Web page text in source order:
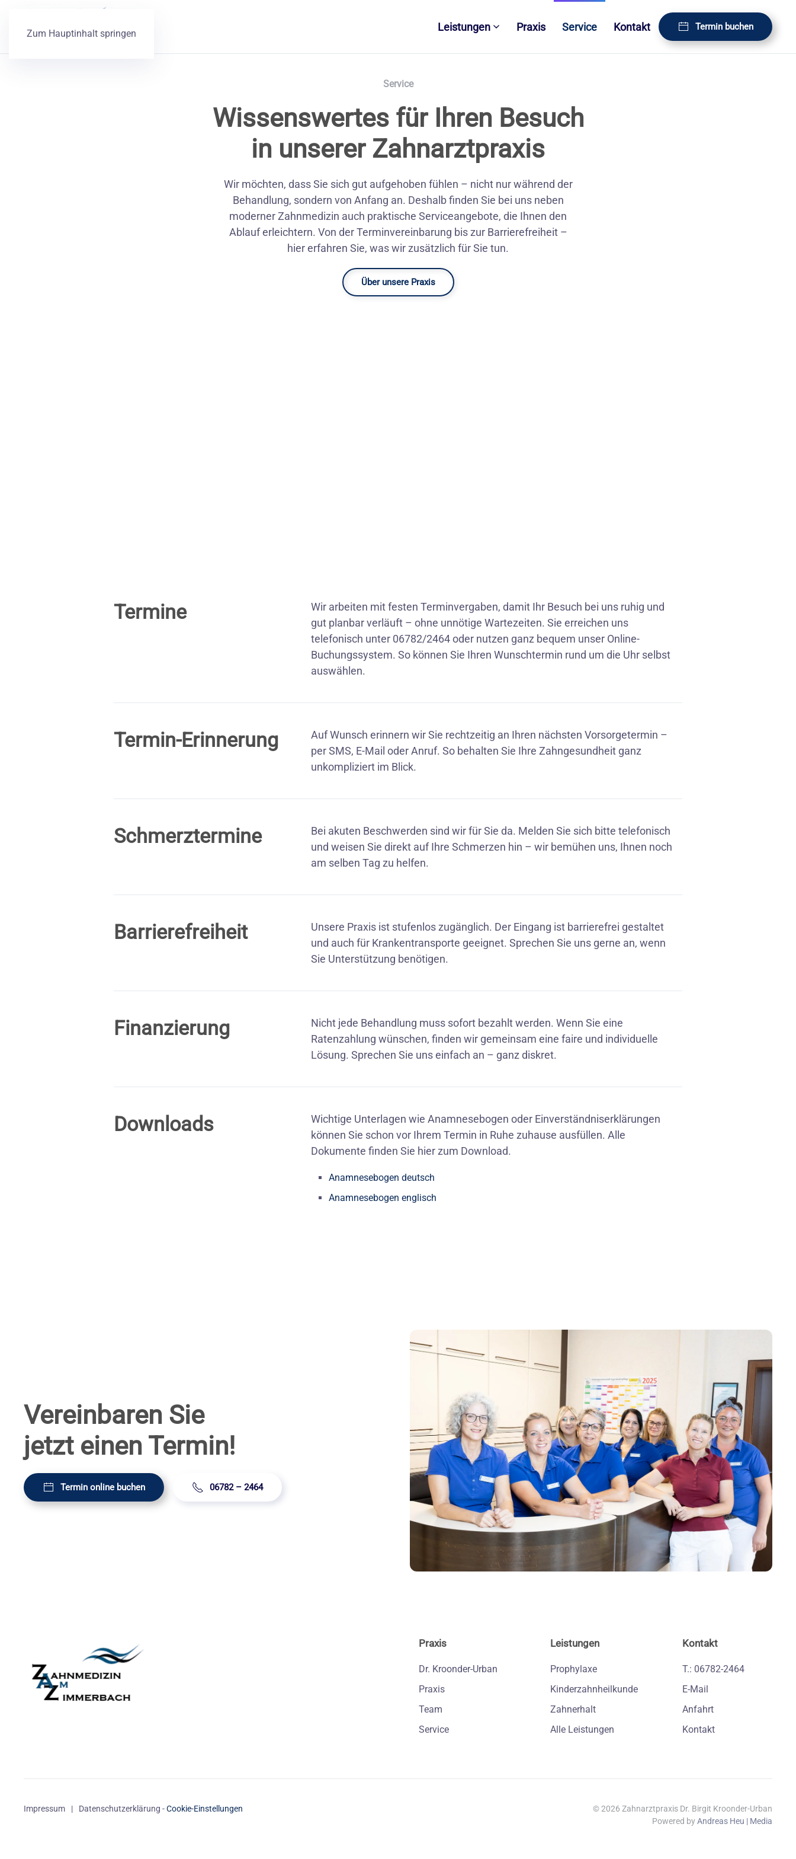
Zum Hauptinhalt springen
Leistungen Praxis Service Kontakt Termin buchen
Service
Wissenswertes für Ihren Besuch
in unserer Zahnarztpraxis
Wir möchten, dass Sie sich gut aufgehoben fühlen – nicht nur während der
Behandlung, sondern von Anfang an. Deshalb finden Sie bei uns neben
moderner Zahnmedizin auch praktische Serviceangebote, die Ihnen den
Ablauf erleichtern. Von der Terminvereinbarung bis zur Barrierefreiheit –
hier erfahren Sie, was wir zusätzlich für Sie tun.
Über unsere Praxis
Termine
Wir arbeiten mit festen Terminvergaben, damit Ihr Besuch bei uns ruhig und
gut planbar verläuft – ohne unnötige Wartezeiten. Sie erreichen uns
telefonisch unter 06782/2464 oder nutzen ganz bequem unser Online-
Buchungssystem. So können Sie Ihren Wunschtermin rund um die Uhr selbst
auswählen.
Termin-Erinnerung
Auf Wunsch erinnern wir Sie rechtzeitig an Ihren nächsten Vorsorgetermin –
per SMS, E-Mail oder Anruf. So behalten Sie Ihre Zahngesundheit ganz
unkompliziert im Blick.
Schmerztermine
Bei akuten Beschwerden sind wir für Sie da. Melden Sie sich bitte telefonisch
und weisen Sie direkt auf Ihre Schmerzen hin – wir bemühen uns, Ihnen noch
am selben Tag zu helfen.
Barrierefreiheit
Unsere Praxis ist stufenlos zugänglich. Der Eingang ist barrierefrei gestaltet
und auch für Krankentransporte geeignet. Sprechen Sie uns gerne an, wenn
Sie Unterstützung benötigen.
Finanzierung
Nicht jede Behandlung muss sofort bezahlt werden. Wenn Sie eine
Ratenzahlung wünschen, finden wir gemeinsam eine faire und individuelle
Lösung. Sprechen Sie uns einfach an – ganz diskret.
Downloads
Wichtige Unterlagen wie Anamnesebogen oder Einverständniserklärungen
können Sie schon vor Ihrem Termin in Ruhe zuhause ausfüllen. Alle
Dokumente finden Sie hier zum Download.
Anamnesebogen deutsch
Anamnesebogen englisch
Vereinbaren Sie
jetzt einen Termin!
Termin online buchen 06782 – 2464
Praxis
Dr. Kroonder-Urban
Praxis
Team
Service
Leistungen
Prophylaxe
Kinderzahnheilkunde
Zahnerhalt
Alle Leistungen
Kontakt
T.: 06782-2464
E-Mail
Anfahrt
Kontakt
Impressum | Datenschutzerklärung -Cookie-Einstellungen ©2026 Zahnarztpraxis Dr. Birgit Kroonder-Urban
Powered byAndreas Heu | Media